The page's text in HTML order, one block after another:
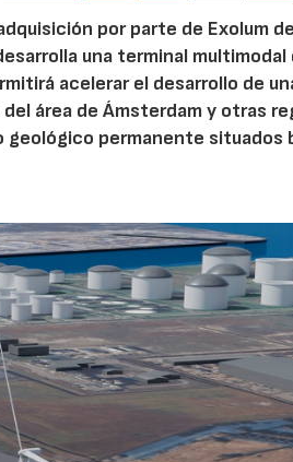
por parte de Exolum
una terminal multimodal
acelerar el desarrollo de
área de Ámsterdam y otras
geológico permanente situados